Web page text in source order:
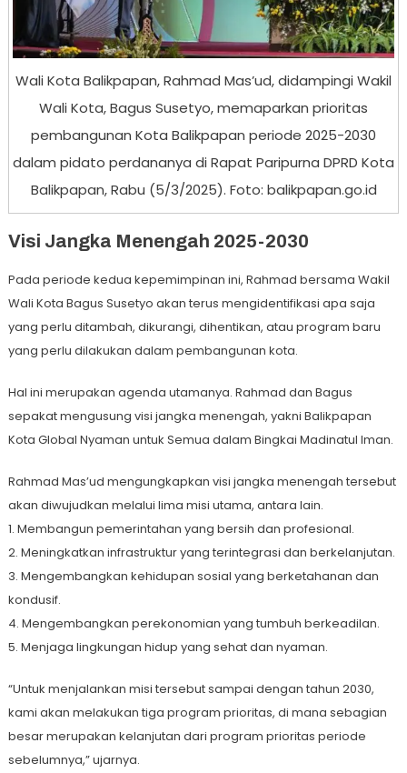
Wali Kota Balikpapan, Rahmad Mas’ud, didampingi Wakil
Wali Kota, Bagus Susetyo, memaparkan prioritas
pembangunan Kota Balikpapan periode 2025-2030
dalam pidato perdananya di Rapat Paripurna DPRD Kota
Balikpapan, Rabu (5/3/2025). Foto: balikpapan.go.id
Visi Jangka Menengah 2025-2030
Pada periode kedua kepemimpinan ini, Rahmad bersama Wakil
Wali Kota Bagus Susetyo akan terus mengidentifikasi apa saja
yang perlu ditambah, dikurangi, dihentikan, atau program baru
yang perlu dilakukan dalam pembangunan kota.
Hal ini merupakan agenda utamanya. Rahmad dan Bagus
sepakat mengusung visi jangka menengah, yakni Balikpapan
Kota Global Nyaman untuk Semua dalam Bingkai Madinatul Iman.
Rahmad Mas’ud mengungkapkan visi jangka menengah tersebut
akan diwujudkan melalui lima misi utama, antara lain.
1. Membangun pemerintahan yang bersih dan profesional.
2. Meningkatkan infrastruktur yang terintegrasi dan berkelanjutan.
3. Mengembangkan kehidupan sosial yang berketahanan dan
kondusif.
4. Mengembangkan perekonomian yang tumbuh berkeadilan.
5. Menjaga lingkungan hidup yang sehat dan nyaman.
“Untuk menjalankan misi tersebut sampai dengan tahun 2030,
kami akan melakukan tiga program prioritas, di mana sebagian
besar merupakan kelanjutan dari program prioritas periode
sebelumnya,” ujarnya.